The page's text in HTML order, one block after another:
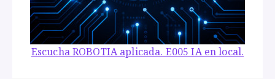
Escucha ROBOTIA aplicada. E005 IA en local.